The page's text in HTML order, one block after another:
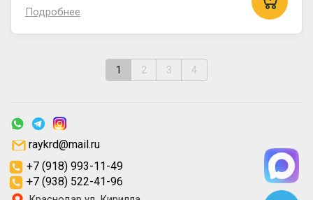
Подробнее
1 2 3 4
+7 (918) 993-11-49
+7 (938) 522-41-96
raykrd@mail.ru